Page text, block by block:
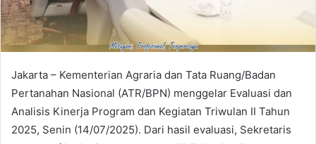
Jakarta – Kementerian Agraria dan Tata Ruang/Badan
Pertanahan Nasional (ATR/BPN) menggelar Evaluasi dan
Analisis Kinerja Program dan Kegiatan Triwulan II Tahun
2025, Senin (14/07/2025). Dari hasil evaluasi, Sekretaris